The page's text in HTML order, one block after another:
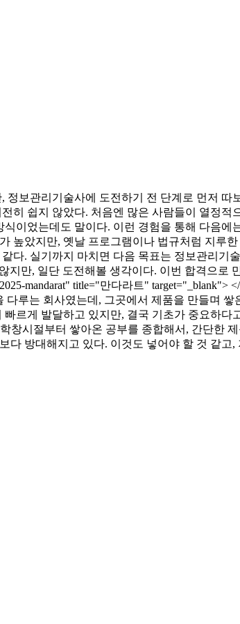
보관리기술사에 도전하기 전 단계로 먼저 따
히 쉽지 않았다. 처음엔 많은 사람들이 열정적
이었는데도 말이다. 이런 경험을 통해 다음에
높았지만, 옛날 프로그램이나 법규처럼 지루
다. 실기까지 마치면 다음 목표는 정보관리기
만, 일단 도전해볼 생각이다. 이번 합격으로
mandarat" title="만다라트" target="_blank">
루는 회사였는데, 그곳에서 제품을 만들며
르게 발달하고 있지만, 결국 기초가 중요하다
시절부터 쌓아온 공부를 종합해서, 간단한
방대해지고 있다. 이것도 넣어야 할 것 같고